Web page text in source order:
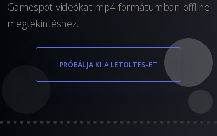
Gamespot videókat mp4 formátumban offline
megtekintéshez.
PRÓBÁLJA KI A LETOLTES-ET